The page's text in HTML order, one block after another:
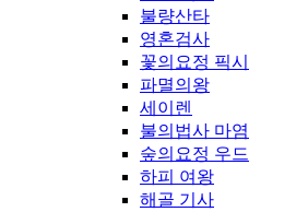
불량산타
영혼검사
꽃의요정 픽시
파멸의왕
세이렌
불의법사 마염
숲의요정 우드
하피 여왕
해골 기사